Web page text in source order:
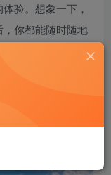
验。想象一下，
你都能随时随地
驰电掣的快感。本
力，从官方正版的